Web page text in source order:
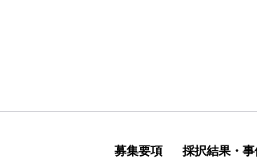
募集要項 採択結果・